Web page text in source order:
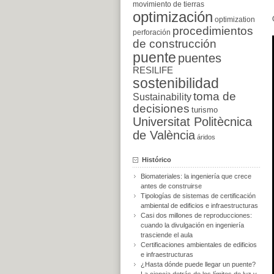
movimiento de tierras
optimización optimization
perforación procedimientos
de construcción
puente puentes
RESILIFE
sostenibilidad
Sustainabilitytoma de
decisiones turismo
Universitat Politècnica
de València áridos
Histórico
Biomateriales: la ingeniería que crece
antes de construirse
Tipologías de sistemas de certificación
ambiental de edificios e infraestructuras
Casi dos millones de reproducciones:
cuando la divulgación en ingeniería
trasciende el aula
Certificaciones ambientales de edificios
e infraestructuras
¿Hasta dónde puede llegar un puente?